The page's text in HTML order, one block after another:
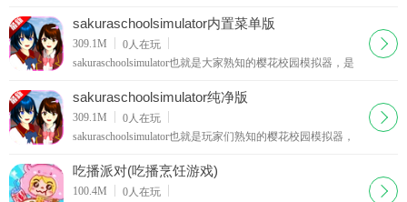
次元版本的G*A，在本作中，你可以自由捏脸创建角色
sakuraschoolsimulator内置菜单版
309.1M 0人在玩
sakuraschoolsimulator也就是大家熟知的樱花校园模拟器，是
手游，最新版本对整体游玩机制进行了优化升级，
下载
sakuraschoolsimulator纯净版
309.1M 0人在玩
sakuraschoolsimulator也就是玩家们熟知的樱花校园模拟器，
模拟经营手游，凭借真实的校园设定和自由的游玩
下载
吃播派对(吃播烹饪游戏)
100.4M 0人在玩
下载